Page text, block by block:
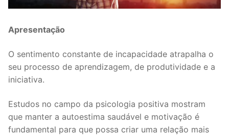
Apresentação
O sentimento constante de incapacidade atrapalha o
seu processo de aprendizagem, de produtividade e a
iniciativa.
Estudos no campo da psicologia positiva mostram
que manter a autoestima saudável e motivação é
fundamental para que possa criar uma relação mais